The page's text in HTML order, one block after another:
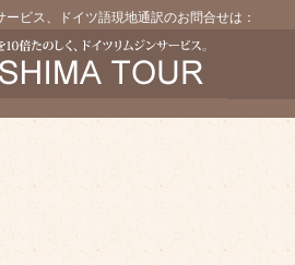
ビス、ドイツ語現地通訳のお問合せは：